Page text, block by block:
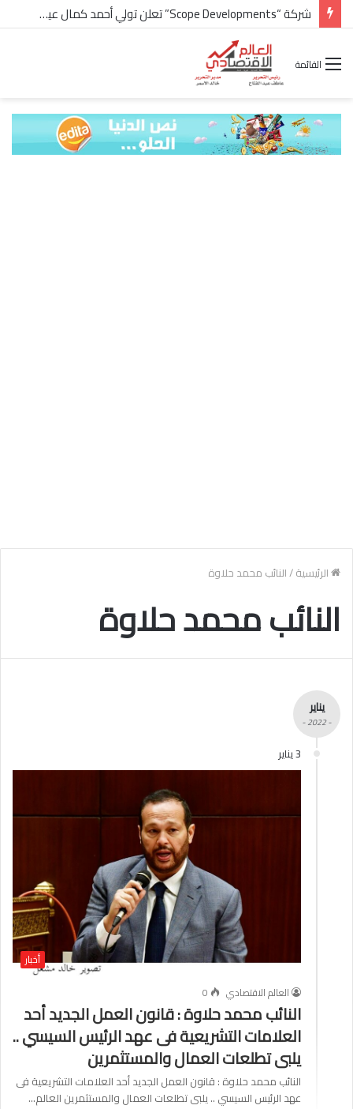
شركة “Scope Developments” تعلن تولي أحمد كمال عيسى منصب الرئيس التنفيذي للقطاع التجاري
القائمة
الرئيسية/النائب محمد حلاوة
النائب محمد حلاوة
يناير
- 2022 -
3 يناير
أخبار
العالم الاقتصادي
0
النائب محمد حلاوة : قانون العمل الجديد أحد
العلامات التشريعية فى عهد الرئيس السيسي ..
يلبى تطلعات العمال والمستثمرين
النائب محمد حلاوة : قانون العمل الجديد أحد العلامات التشريعية فى
عهد الرئيس السيسي .. يلبى تطلعات العمال والمستثمرين العالم…